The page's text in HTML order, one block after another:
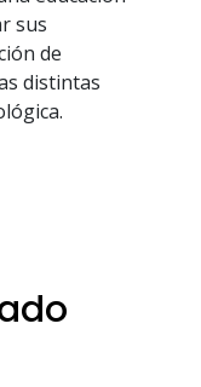
sus
de
distintas